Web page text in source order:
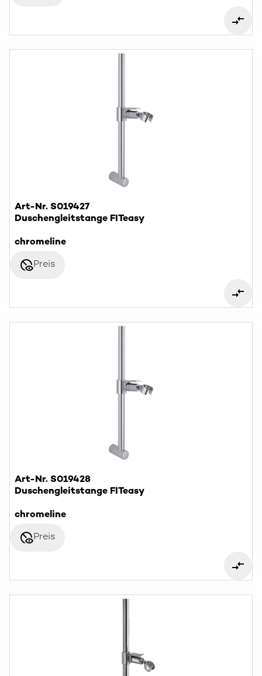
Art-Nr. S019427
Duschengleitstange FITeasy
chromeline
disabled_visiblePreis
Art-Nr. S019428
Duschengleitstange FITeasy
chromeline
disabled_visiblePreis